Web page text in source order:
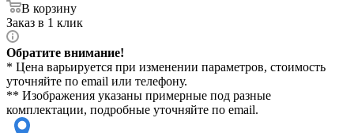
В корзину
Заказ в 1 клик
Обратите внимание!
* Цена варьируется при изменении параметров, стоимость
уточняйте по email или телефону.
** Изображения указаны примерные под разные
комплектации, подробные уточняйте по email.